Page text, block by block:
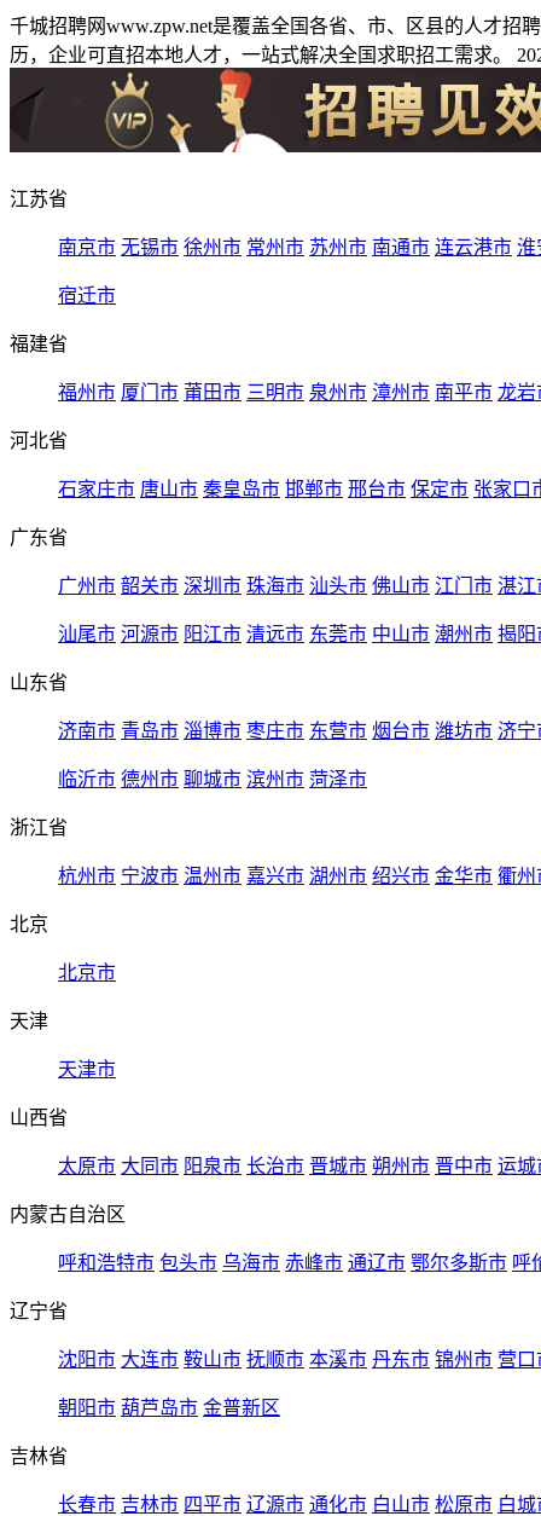
千城招聘网www.zpw.net是覆盖全国各省、市、区县的人才
历，企业可直招本地人才，一站式解决全国求职招工需求。
江苏省
南京市 无锡市 徐州市 常州市 苏州市 南通市 连云港市 淮
宿迁市
福建省
福州市 厦门市 莆田市 三明市 泉州市 漳州市 南平市 龙岩
河北省
石家庄市 唐山市 秦皇岛市 邯郸市 邢台市 保定市 张家口
广东省
广州市 韶关市 深圳市 珠海市 汕头市 佛山市 江门市 湛江
汕尾市 河源市 阳江市 清远市 东莞市 中山市 潮州市 揭阳
山东省
济南市 青岛市 淄博市 枣庄市 东营市 烟台市 潍坊市 济宁
临沂市 德州市 聊城市 滨州市 菏泽市
浙江省
杭州市 宁波市 温州市 嘉兴市 湖州市 绍兴市 金华市 衢州
北京
北京市
天津
天津市
山西省
太原市 大同市 阳泉市 长治市 晋城市 朔州市 晋中市 运城
内蒙古自治区
呼和浩特市 包头市 乌海市 赤峰市 通辽市 鄂尔多斯市 呼
辽宁省
沈阳市 大连市 鞍山市 抚顺市 本溪市 丹东市 锦州市 营口
朝阳市 葫芦岛市 金普新区
吉林省
长春市 吉林市 四平市 辽源市 通化市 白山市 松原市 白城